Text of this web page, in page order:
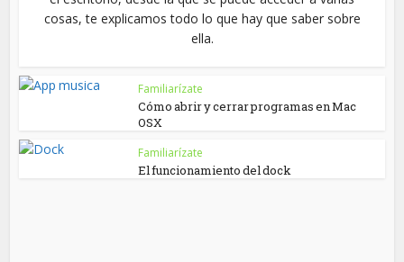
cosas, te explicamos todo lo que hay que saber sobre
ella.
Familiarízate
Cómo abrir y cerrar programas en Mac
OSX
Familiarízate
El funcionamiento del dock